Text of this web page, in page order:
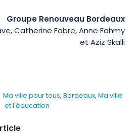
Groupe Renouveau Bordeaux
Catherine Fabre, Anne Fahmy
et Aziz Skalli
Ma ville pour tous, Bordeaux, Ma ville
et l'éducation